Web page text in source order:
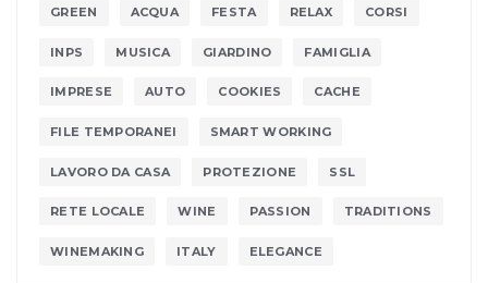
GREEN ACQUA FESTA RELAX CORSI
INPS MUSICA GIARDINO FAMIGLIA
IMPRESE AUTO COOKIES CACHE
FILE TEMPORANEI SMART WORKING
LAVORO DA CASA PROTEZIONE SSL
RETE LOCALE WINE PASSION TRADITIONS
WINEMAKING ITALY ELEGANCE